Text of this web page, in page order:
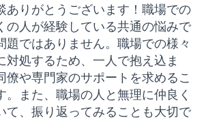
ありがとうございます！職場での
の人が経験している共通の悩みで
題ではありません。職場での様々
対処するため、一人で抱え込ま
僚や専門家のサポートを求めるこ
。また、職場の人と無理に仲良く
て、振り返ってみることも大切で